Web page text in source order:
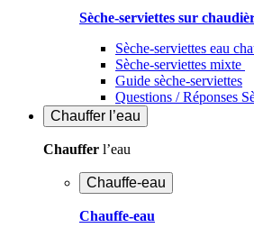
Sèche-serviettes sur
Sèche-serviettes eau
Sèche-serviettes mixte
Guide sèche-serviettes
Questions / Réponses
Chauffer l’eau
Chauffer l’eau
Chauffe-eau
Chauffe-eau